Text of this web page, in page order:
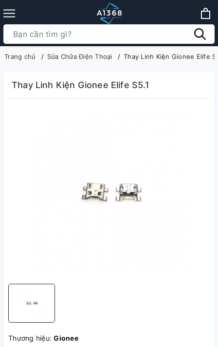
Trang chủ Sửa Chữa Điện Thoại Thay Linh Kiện Gionee Elife
Thay Linh Kiện Gionee Elife S5.1
Thương hiệu:Gionee